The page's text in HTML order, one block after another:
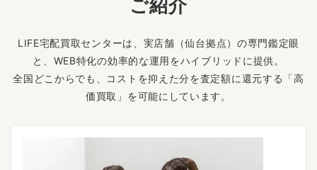
ご紹介
LIFE宅配買取センターは、実店舗（仙台拠点）の専門鑑定眼
と、WEB特化の効率的な運用をハイブリッドに提供。
全国どこからでも、コストを抑えた分を査定額に還元する「高
価買取」を可能にしています。